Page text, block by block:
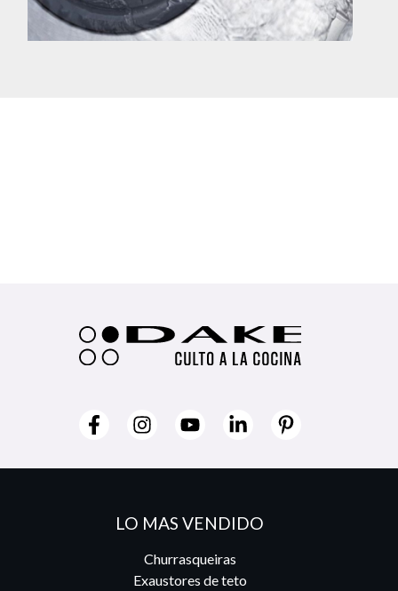
LO MAS VENDIDO
Churrasqueiras
Exaustores de teto